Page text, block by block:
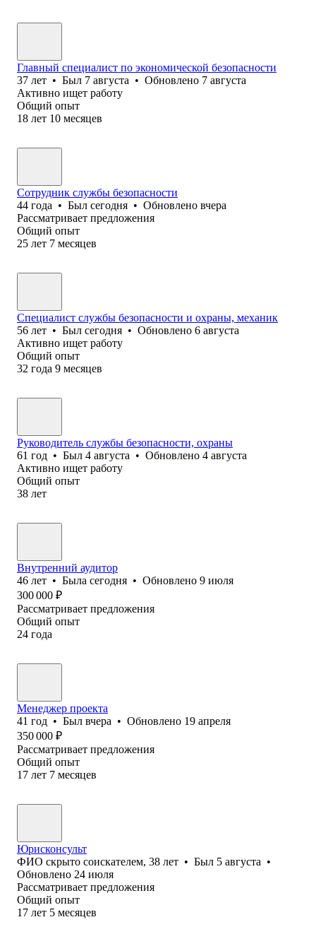
Главный специалист по экономической безопасности
37 лет • Был 7 августа • Обновлено 7 августа
Активно ищет работу
Общий опыт
18 лет 10 месяцев
Сотрудник службы безопасности
44 года • Был сегодня • Обновлено вчера
Рассматривает предложения
Общий опыт
25 лет 7 месяцев
Специалист службы безопасности и охраны, механик
56 лет • Был сегодня • Обновлено 6 августа
Активно ищет работу
Общий опыт
32 года 9 месяцев
Руководитель службы безопасности, охраны
61 год • Был 4 августа • Обновлено 4 августа
Активно ищет работу
Общий опыт
38 лет
Внутренний аудитор
46 лет • Была сегодня • Обновлено 9 июля
300 000 ₽
Рассматривает предложения
Общий опыт
24 года
Менеджер проекта
41 год • Был вчера • Обновлено 19 апреля
350 000 ₽
Рассматривает предложения
Общий опыт
17 лет 7 месяцев
Юрисконсульт
ФИО скрыто соискателем, 38 лет • Был 5 августа •
Обновлено 24 июля
Рассматривает предложения
Общий опыт
17 лет 5 месяцев